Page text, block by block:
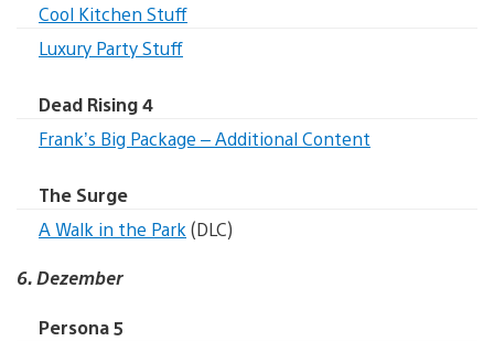
Cool Kitchen Stuff
Luxury Party Stuff
Dead Rising 4
Frank’s Big Package – Additional Content
The Surge
A Walk in the Park(DLC)
6. Dezember
Persona 5